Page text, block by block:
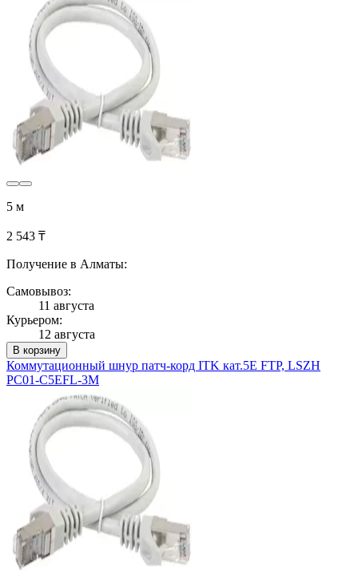
5 м
2 543 ₸
Получение в Алматы:
Самовывоз:
11 августа
Курьером:
12 августа
В корзину
Коммутационный шнур патч-корд ITK кат.5Е FTP, LSZH
PC01-C5EFL-3M